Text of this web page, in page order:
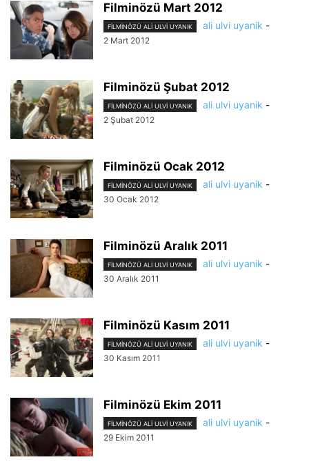
Filminözü Mart 2012
FILMINÖZÜ ALI ULVI UYANIK ali ulvi uyanik -
2 Mart 2012
Filminözü Şubat 2012
FILMINÖZÜ ALI ULVI UYANIK ali ulvi uyanik -
2 Şubat 2012
Filminözü Ocak 2012
FILMINÖZÜ ALI ULVI UYANIK ali ulvi uyanik -
30 Ocak 2012
Filminözü Aralık 2011
FILMINÖZÜ ALI ULVI UYANIK ali ulvi uyanik -
30 Aralık 2011
Filminözü Kasım 2011
FILMINÖZÜ ALI ULVI UYANIK ali ulvi uyanik -
30 Kasım 2011
Filminözü Ekim 2011
FILMINÖZÜ ALI ULVI UYANIK ali ulvi uyanik -
29 Ekim 2011